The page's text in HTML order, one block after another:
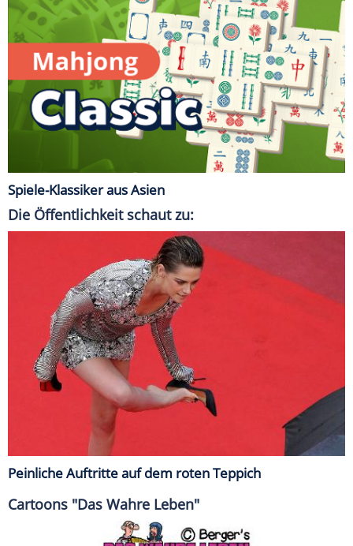
Spiele-Klassiker aus Asien
Die Öffentlichkeit schaut zu:
Peinliche Auftritte auf dem roten Teppich
Cartoons "Das Wahre Leben"